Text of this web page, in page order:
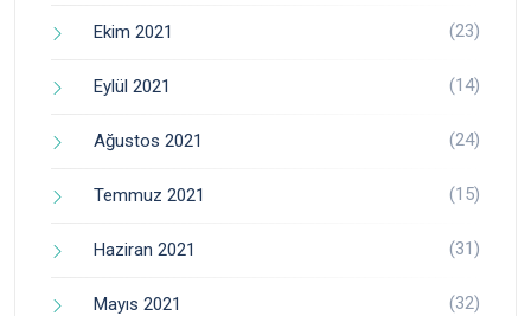
Ekim 2021 (23)
Eylül 2021 (14)
Ağustos 2021 (24)
Temmuz 2021 (15)
Haziran 2021 (31)
Mayıs 2021 (32)